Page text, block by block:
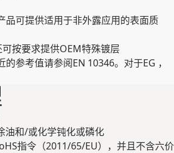
品可提供适⽤于⾮外露应⽤的表⾯质
按要求提供OEM特殊镀层
参考值请参阅EN 10346。对于EG ，
油和/或化学钝化或磷化
指令（2011/65/EU），并且不含六价